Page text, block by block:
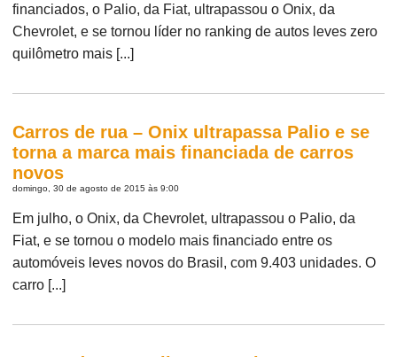
financiados, o Palio, da Fiat, ultrapassou o Onix, da
Chevrolet, e se tornou líder no ranking de autos leves zero
quilômetro mais [...]
Carros de rua – Onix ultrapassa Palio e se
torna a marca mais financiada de carros
novos
domingo, 30 de agosto de 2015 às 9:00
Em julho, o Onix, da Chevrolet, ultrapassou o Palio, da
Fiat, e se tornou o modelo mais financiado entre os
automóveis leves novos do Brasil, com 9.403 unidades. O
carro [...]